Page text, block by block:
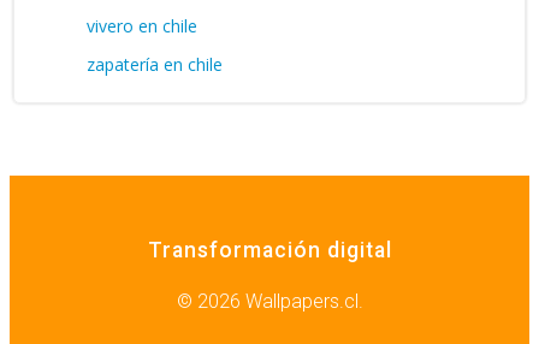
vivero en chile
zapatería en chile
Transformación digital
© 2026 Wallpapers.cl.